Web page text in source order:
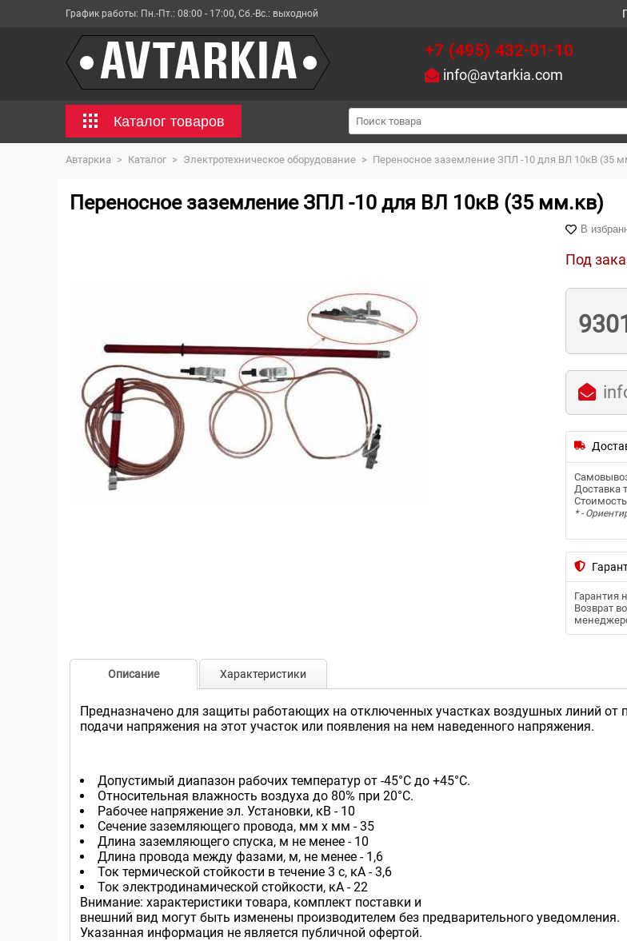
График работы: Пн.-Пт.: 08:00 - 17:00, Сб.-Вс.: выходной
+7 (495) 432-01-10
info@avtarkia.com
Каталог товаров
Автаркиа > Каталог > Электротехническое оборудование > Переносное заземление ЗПЛ -10 для ВЛ 10кВ (35
Переносное заземление ЗПЛ -10 для ВЛ 10кВ (35 мм.кв)
В
Под
Доставка
* -
Гарантия
Возврат
Описание Характеристики
Предназначено для защиты работающих на отключенных участках воздушных линий от
подачи напряжения на этот участок или появления на нем наведенного напряжения.
Допустимый диапазон рабочих температур от -45°С до +45°С.
Относительная влажность воздуха до 80% при 20°С.
Рабочее напряжение эл. Установки, кВ - 10
Сечение заземляющего провода, мм x мм - 35
Длина заземляющего спуска, м не менее - 10
Длина провода между фазами, м, не менее - 1,6
Ток термической стойкости в течение 3 с, кА - 3,6
Ток электродинамической стойкости, кА - 22
Внимание: характеристики товара, комплект поставки и
внешний вид могут быть изменены производителем без предварительного уведомления.
Указанная информация не является публичной офертой.